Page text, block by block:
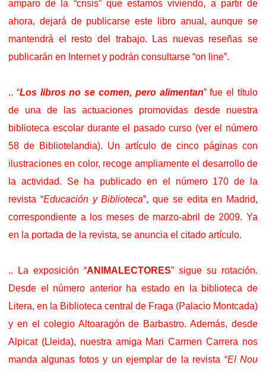
amparo de la “crisis” que estamos viviendo, a partir de
ahora, dejará de publicarse este libro anual, aunque se
mantendrá el resto del trabajo. Las nuevas reseñas se
publicarán en Internet y podrán consultarse “on line”.
.. “Los libros no se comen, pero alimentan” fue el título
de una de las actuaciones promovidas desde nuestra
biblioteca escolar durante el pasado curso (ver el número
58 de Bibliotelandia). Un artículo de cinco páginas con
ilustraciones en color, recoge ampliamente el desarrollo de
la actividad. Se ha publicado en el número 170 de la
revista “Educación y Biblioteca”, que se edita en Madrid,
correspondiente a los meses de marzo-abril de 2009. Ya
en la portada de la revista, se anuncia el citado artículo.
.. La exposición “ANIMALECTORES” sigue su rotación.
Desde el número anterior ha estado en la biblioteca de
Litera, en la Biblioteca central de Fraga (Palacio Montcada)
y en el colegio Altoaragón de Barbastro. Además, desde
Alpicat (Lleida), nuestra amiga Mari Carmen Carrera nos
manda algunas fotos y un ejemplar de la revista “El Nou